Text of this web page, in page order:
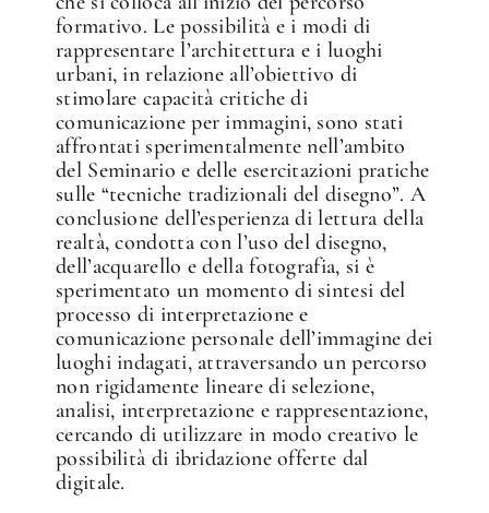
formativo. Le possibilità e i modi di
rappresentare l’architettura e i luoghi
urbani, in relazione all’obiettivo di
stimolare capacità critiche di
comunicazione per immagini, sono stati
affrontati sperimentalmente nell’ambito
del Seminario e delle esercitazioni pratiche
sulle “tecniche tradizionali del disegno”. A
conclusione dell’esperienza di lettura della
realtà, condotta con l’uso del disegno,
dell’acquarello e della fotografia, si è
sperimentato un momento di sintesi del
processo di interpretazione e
comunicazione personale dell’immagine dei
luoghi indagati, attraversando un percorso
non rigidamente lineare di selezione,
analisi, interpretazione e rappresentazione,
cercando di utilizzare in modo creativo le
possibilità di ibridazione offerte dal
digitale.